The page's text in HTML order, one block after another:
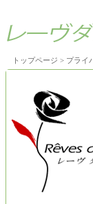
トップページ > プライ